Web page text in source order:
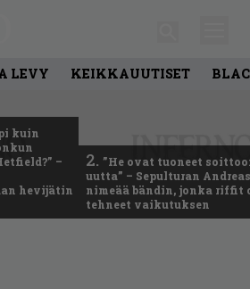
LEVY KEIKKAUUTISET
kuin
–
hevijätin
2. ”He ovat tuoneet
uutta” – Sepulturan
nimeää bändin, jonka riffit
tehneet vaikutuksen